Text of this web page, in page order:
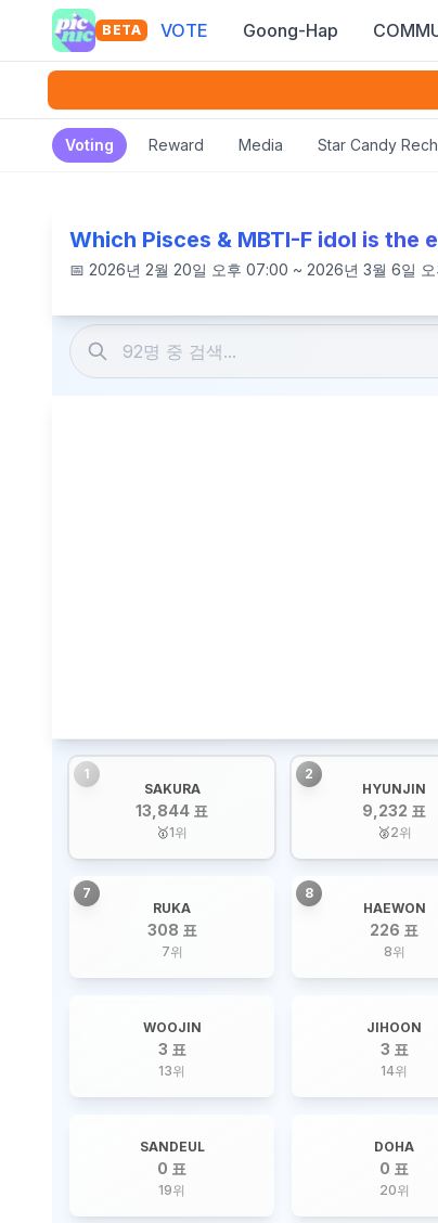
BETA VOTE Goong-Hap
Voting Reward Media Star Candy
Which Pisces & MBTI-F idol is the
📅 2026년 2월 20일 오후 07:00 ~ 2026년 3월 6일
1
SAKURA
13,844 표
🥇1위
2
HYUNJIN
9,232 표
🥈2위
7
RUKA
308 표
7위
8
HAEWON
226 표
8위
WOOJIN
3 표
13위
JIHOON
3 표
14위
SANDEUL
0 표
19위
DOHA
0 표
20위